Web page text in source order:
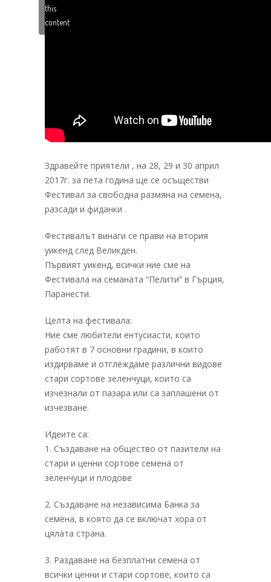
this
content
Здравейте приятели , на 28, 29 и 30 април
2017г. за пета година ще се осъществи
Фестивал за свободна размяна на семена,
разсади и фиданки .
Фестивалът винаги се прави на втория
уикенд след Великден.
Първият уикенд, всички ние сме на
Фестивала на семаната “Пелити” в Гърция,
Паранести.
Целта на фестивала:
Ние сме любители ентусиасти, които
работят в 7 основни градини, в които
издирваме и отглеждаме различни видове
стари сортове зеленчуци, които са
изчезнали от пазара или са заплашени от
изчезване.
Идеите са:
1. Създаване на общество от пазители на
стари и ценни сортове семена от
зеленчуци и плодове
2. Създаване на независима Банка за
семена, в която да се включат хора от
цялата страна.
3. Раздаване на безплатни семена от
всички ценни и стари сортове, които са